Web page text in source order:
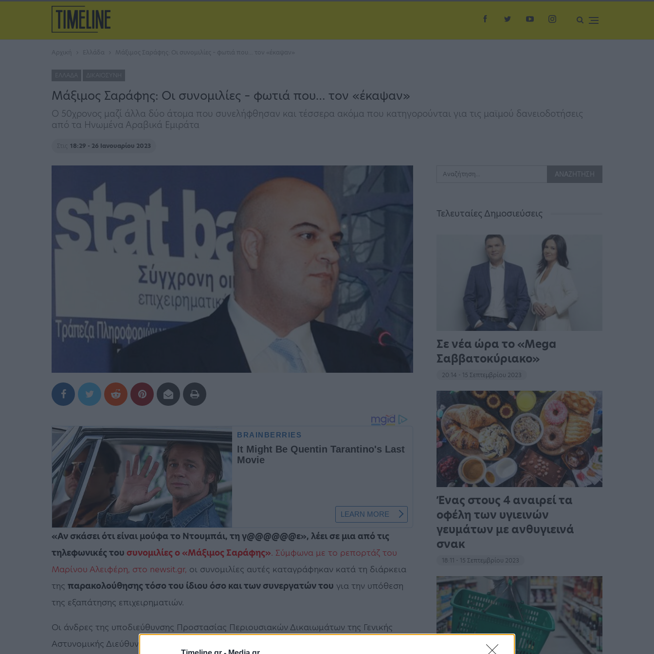
Αρχική Ελλάδα Μάξιμος Σαράφης: Οι συνομιλίες – φωτιά που… τον «έκαψαν»
ΕΛΛΆΔΑ ΔΙΚΑΙΟΣΎΝΗ
Μάξιμος Σαράφης: Οι συνομιλίες – φωτιά που… τον «έκαψαν»
O 50χρονος μαζί άλλα δύο άτομα που συνελήφθησαν και τέσσερα ακόμα που κατηγορούνται για τις μαϊμού δανειοδοτήσεις
από τα Ηνωμένα Αραβικά Εμιράτα
Στις 18:29 - 26 Ιανουαρίου 2023
«Αν σκάσει ότι είναι μούφα το Ντουμπάι, τη γ@@@@@@ε», λέει σε μια από τις
τηλεφωνικές του συνομιλίες ο «Μάξιμος Σαράφης». Σύμφωνα με το ρεπορτάζ του
Μαρίνου Αλειφέρη, στο newsit.gr, οι συνομιλίες αυτές καταγράφηκαν κατά τη διάρκεια
της παρακολούθησης τόσο του ίδιου όσο και των συνεργατών του για την υπόθεση
της εξαπάτησης επιχειρηματιών.
Οι άνδρες της υποδιεύθυνσης Προστασίας Περιουσιακών Δικαιωμάτων της Γενικής
Αστυνομικής Διεύθυνσης Αττικής σε συνεργασία και με άλλους συναδέρφους
Τελευταίες Δημοσιεύσεις
Σε νέα ώρα το «Mega
Σαββατοκύριακο»
20:14 - 15 Σεπτεμβρίου 2023
Ένας στους 4 αναιρεί τα
οφέλη των υγιεινών
γευμάτων με ανθυγιεινά
σνακ
18:11 - 15 Σεπτεμβρίου 2023